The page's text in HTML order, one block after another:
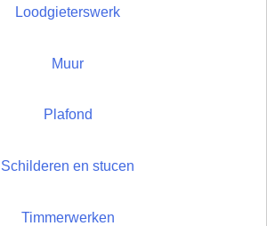
Loodgieterswerk
Muur
Plafond
Schilderen en stucen
Timmerwerken